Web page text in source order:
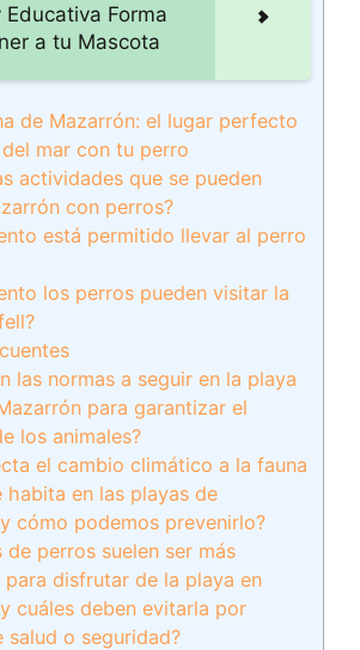
Forma
a tu Mascota
de Mazarrón: el lugar perfecto
mar con tu perro
actividades que se pueden
con perros?
está permitido llevar al perro
los perros pueden visitar la
las normas a seguir en la playa
para garantizar el
los animales?
el cambio climático a la fauna
habita en las playas de
cómo podemos prevenirlo?
de perros suelen ser más
para disfrutar de la playa en
cuáles deben evitarla por
salud o seguridad?